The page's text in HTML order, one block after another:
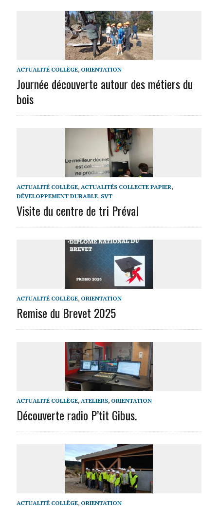
ACTUALITÉ COLLÈGE, ORIENTATION
Journée découverte autour des métiers du
bois
ACTUALITÉ COLLÈGE, ACTUALITÉS COLLECTE PAPIER,
DÉVELOPPEMENT DURABLE, SVT
Visite du centre de tri Préval
ACTUALITÉ COLLÈGE, ORIENTATION
Remise du Brevet 2025
ACTUALITÉ COLLÈGE, ATELIERS, ORIENTATION
Découverte radio P’tit Gibus.
ACTUALITÉ COLLÈGE, ORIENTATION